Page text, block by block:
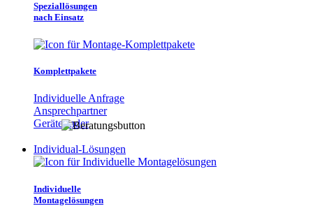
Speziallösungen
nach Einsatz
Komplettpakete
Individuelle Anfrage
Ansprechpartner
Gerätefinder
Individual-Lösungen
Individuelle
Montagelösungen